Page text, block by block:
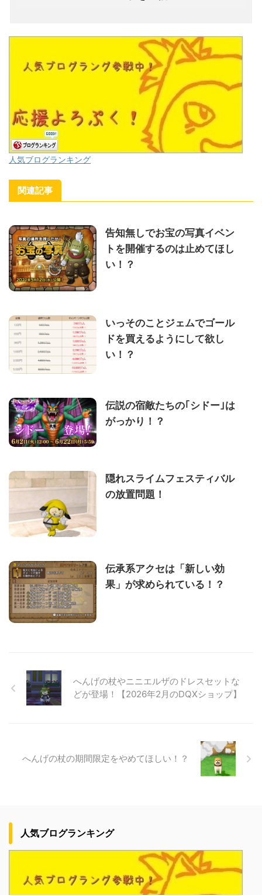
人気ブログランキング
関連記事
告知無しでお宝の写真イベン
トを開催するのは止めてほし
い！？
いっそのことジェムでゴール
ドを買えるようにして欲し
い！？
伝説の宿敵たちの｢シドー｣は
がっかり！？
隠れスライムフェスティバル
の放置問題！
伝承系アクセは「新しい効
果」が求められている！？
へんげの杖やニニエルザのドレスセットな
どが登場！【2026年2月のDQXショップ】
へんげの杖の期間限定をやめてほしい！？
人気ブログランキング